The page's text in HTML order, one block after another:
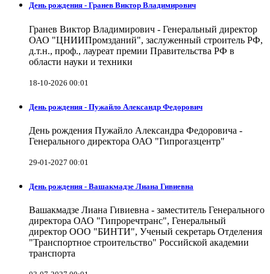
День рождения - Гранев Виктор Владимирович
Гранев Виктор Владимирович - Генеральный директор
ОАО "ЦНИИПромзданий", заслуженный строитель РФ,
д.т.н., проф., лауреат премии Правительства РФ в
области науки и техники
18-10-2026 00:01
День рождения - Пужайло Александр Федорович
День рождения Пужайло Александра Федоровича -
Генерального директора ОАО "Гипрогазцентр"
29-01-2027 00:01
День рождения - Вашакмадзе Лиана Гивиевна
Вашакмадзе Лиана Гивиевна - заместитель Генерального
директора ОАО "Гипроречтранс", Генеральный
директор ООО "БИНТИ", Ученый секретарь Отделения
"Транспортное строительство" Российской академии
транспорта